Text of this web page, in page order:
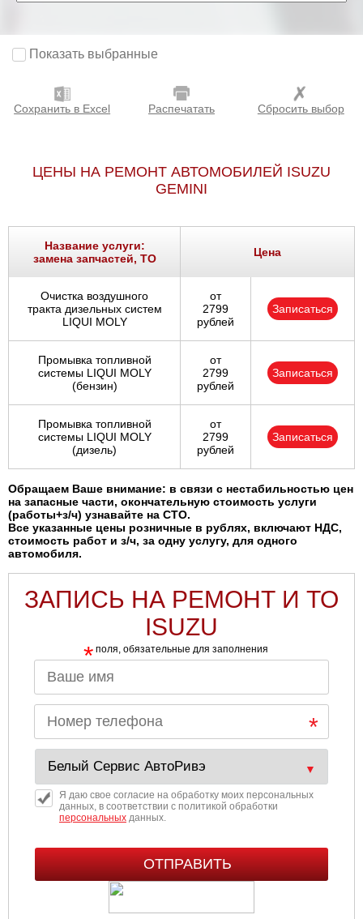
Показать выбранные
Сохранить в Excel Распечатать Сбросить выбор
ЦЕНЫ НА РЕМОНТ АВТОМОБИЛЕЙ ISUZU
GEMINI
Название услуги:
замена запчастей, ТО
Цена
Очистка воздушного
тракта дизельных систем
LIQUI MOLY
от
2799
рублей
Записаться
Промывка топливной
системы LIQUI MOLY
(бензин)
от
2799
рублей
Записаться
Промывка топливной
системы LIQUI MOLY
(дизель)
от
2799
рублей
Записаться
Обращаем Ваше внимание: в связи с нестабильностью цен
на запасные части, окончательную стоимость услуги
(работы+з/ч) узнавайте на СТО.
Все указанные цены розничные в рублях, включают НДС,
стоимость работ и з/ч, за одну услугу, для одного
автомобиля.
ЗАПИСЬ НА РЕМОНТ И ТО
ISUZU
* поля, обязательные для заполнения
Я даю свое согласие на обработку моих персональных
данных, в соответствии с политикой обработки
персональныхданных.